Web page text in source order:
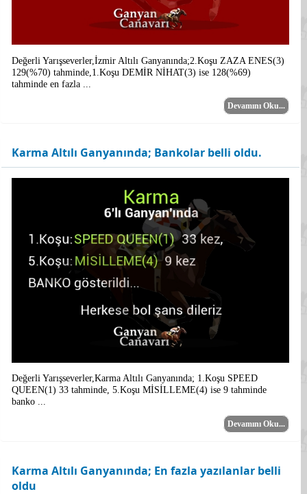
Değerli Yarışseverler,İzmir Altılı Ganyanında;2.Koşu ZAZA ENES(3)
129(%70) tahminde,1.Koşu DEMİR NİHAT(3) ise 128(%69)
tahminde en fazla ...
Devamını Oku...
Karma Altılı Ganyanında; Bankolar belli oldu.
Değerli Yarışseverler,Karma Altılı Ganyanında; 1.Koşu SPEED
QUEEN(1) 33 tahminde, 5.Koşu MİSİLLEME(4) ise 9 tahminde
banko ...
Devamını Oku...
Karma Altılı Ganyanında; En fazla yazılanlar belli
oldu